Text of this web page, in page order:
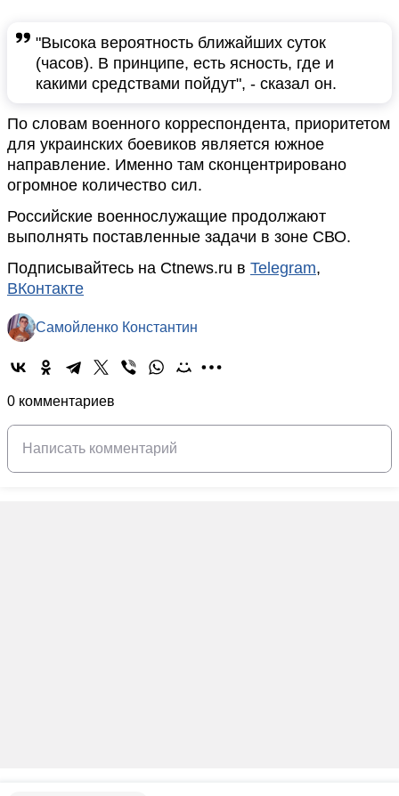
"Высока вероятность ближайших суток
(часов). В принципе, есть ясность, где и
какими средствами пойдут", - сказал он.
По словам военного корреспондента, приоритетом
для украинских боевиков является южное
направление. Именно там сконцентрировано
огромное количество сил.
Российские военнослужащие продолжают
выполнять поставленные задачи в зоне СВО.
Подписывайтесь на Ctnews.ru в Telegram,
ВКонтакте
Самойленко Константин
0 комментариев